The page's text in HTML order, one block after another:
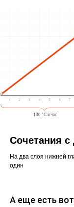
Сочетания с
На два слоя нижней
один
А еще есть